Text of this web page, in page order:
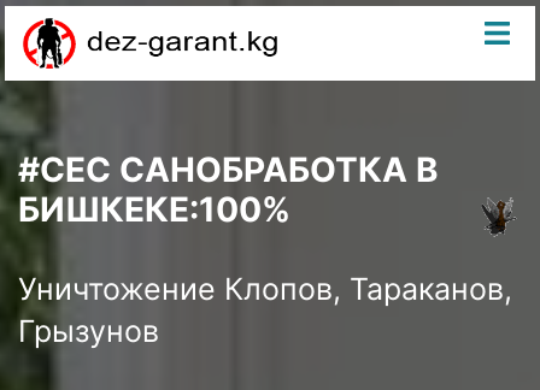
#CЕС САНОБРАБОТКА В
БИШКЕКЕ:100%
Уничтожение Клопов, Тараканов,
Грызунов